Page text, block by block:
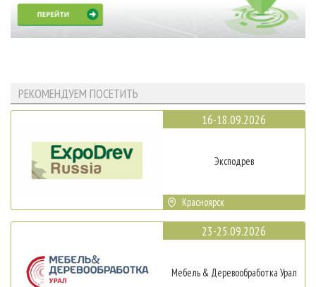
РЕКОМЕНДУЕМ ПОСЕТИТЬ
16-18.09.2026
Эксподрев
Красноярск
23-25.09.2026
Мебель & Деревообработка Урал